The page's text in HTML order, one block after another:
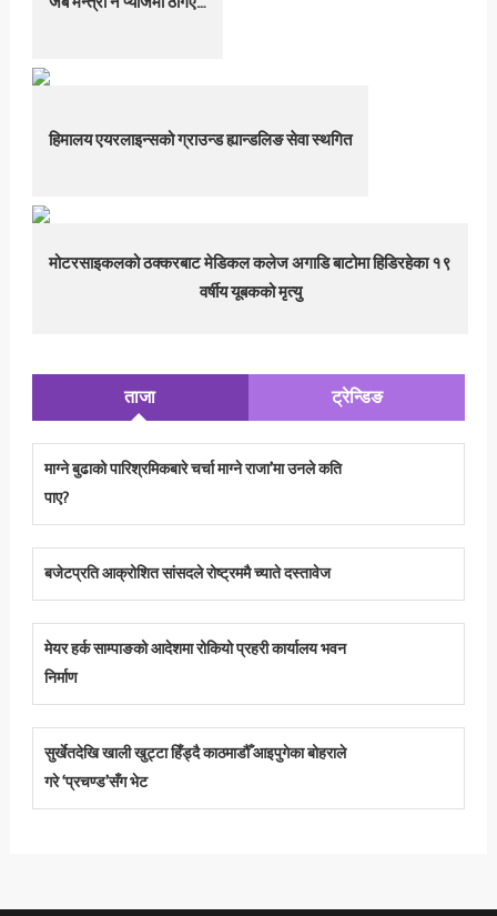
हिमालय एयरलाइन्सको ग्राउन्ड ह्यान्डलिङ सेवा स्थगित
मोटरसाइकलको ठक्करबाट मेडिकल कलेज अगाडि बाटोमा हिडिरहेका १९
वर्षीय यूबकको मृत्यु
ताजा ट्रेन्डिङ
माग्ने बुढाको पारिश्रमिकबारे चर्चा माग्ने राजा’मा उनले कति
पाए?
बजेटप्रति आक्रोशित सांसदले रोष्ट्रममै च्याते दस्तावेज
मेयर हर्क साम्पाङको आदेशमा रोकियो प्रहरी कार्यालय भवन
निर्माण
सुर्खेतदेखि खाली खुट्टा हिँड्दै काठमाडौँ आइपुगेका बोहराले
गरे ‘प्रचण्ड’सँग भेट